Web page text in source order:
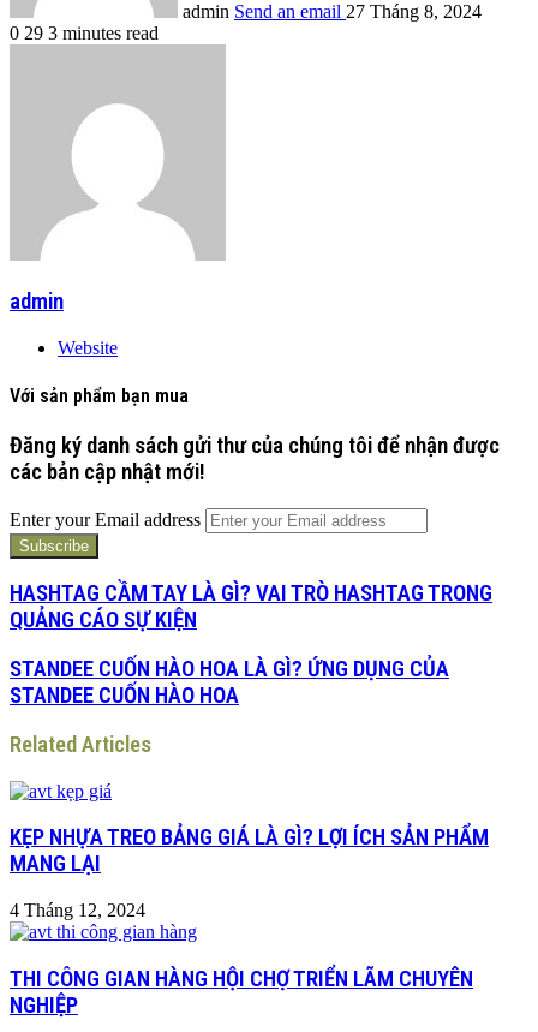
admin Send an email 27 Tháng 8, 2024
0 29 3 minutes read
admin
Website
Với sản phẩm bạn mua
Đăng ký danh sách gửi thư của chúng tôi để nhận được
các bản cập nhật mới!
Enter your Email address
HASHTAG CẦM TAY LÀ GÌ? VAI TRÒ HASHTAG TRONG
QUẢNG CÁO SỰ KIỆN
STANDEE CUỐN HÀO HOA LÀ GÌ? ỨNG DỤNG CỦA
STANDEE CUỐN HÀO HOA
Related Articles
KẸP NHỰA TREO BẢNG GIÁ LÀ GÌ? LỢI ÍCH SẢN PHẨM
MANG LẠI
4 Tháng 12, 2024
THI CÔNG GIAN HÀNG HỘI CHỢ TRIỂN LÃM CHUYÊN
NGHIỆP